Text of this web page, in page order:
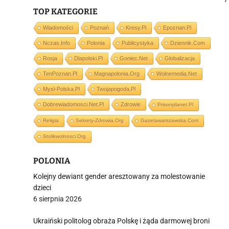
TOP KATEGORIE
Wiadomości Poznań Kresy.pl Epoznan.pl
Nczas.info Polonia Publicystyka Dziennik.com
Rosja Dlapolski.pl Goniec.net Globalizacja
TenPoznan.pl Magnapolonia.org Wolnemedia.net
Mysl-Polska.pl Twojapogoda.pl
Dobrewiadomosci.net.pl Zdrowie Prisonplanet.pl
Religia Sekrety-Zdrowia.org Gazetawarszawska.com
Stolikwolnosci.org
POLONIA
Kolejny dewiant gender aresztowany za molestowanie
dzieci
6 sierpnia 2026
Ukraiński politolog obraża Polskę i żąda darmowej broni